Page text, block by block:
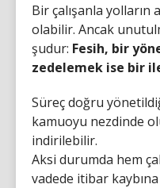
Bir çalışanla yolların
olabilir. Ancak
şudur: Fesih, bir
zedelemek ise bir
Süreç doğru
kamuoyu nezdinde
indirilebilir.
Aksi durumda hem
vadede itibar